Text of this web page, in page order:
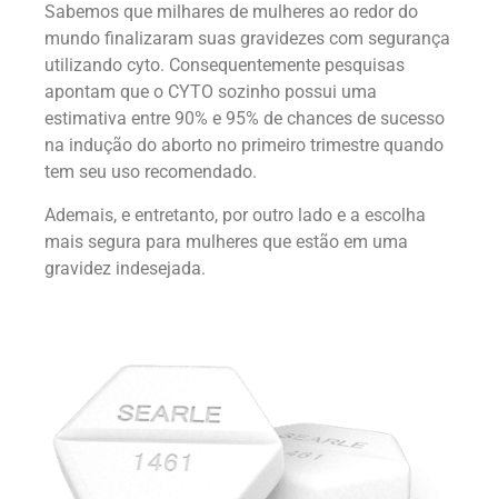
Sabemos que milhares de mulheres ao redor do
mundo finalizaram suas gravidezes com segurança
utilizando cyto. Consequentemente pesquisas
apontam que o CYTO sozinho possui uma
estimativa entre 90% e 95% de chances de sucesso
na indução do aborto no primeiro trimestre quando
tem seu uso recomendado.
Ademais, e entretanto, por outro lado e a escolha
mais segura para mulheres que estão em uma
gravidez indesejada.